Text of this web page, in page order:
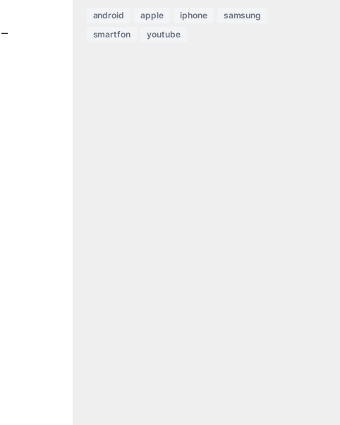
android apple iphone
samsung
smartfon
youtube